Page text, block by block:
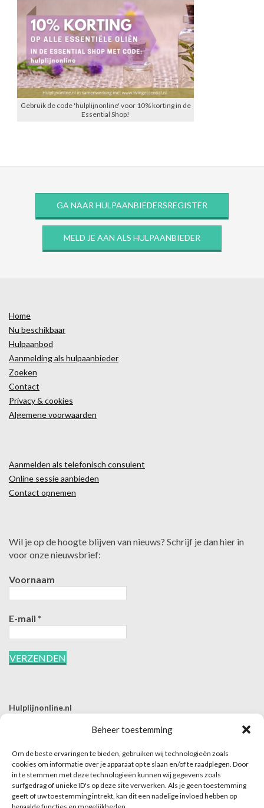
Beheer toestemming
Om de beste ervaringen te bieden, gebruiken wij technologieën zoals
cookies om informatie over je apparaat op te slaan en/of te raadplegen. Door
in te stemmen met deze technologieën kunnen wij gegevens zoals
surfgedrag of unieke ID's op deze site verwerken. Als je geen toestemming
geeft of uw toestemming intrekt, kan dit een nadelige invloed hebben op
Gebruik de code 'hulplijnonline' voor 10% korting in de
Essential Shop!
GA NAAR HULPAANBIEDERSREGISTER
MELD JE AAN ALS HULPAANBIEDER
Home
Nu beschikbaar
Hulpaanbod
Aanmelding als hulpaanbieder
Zoeken
Contact
Privacy & cookies
Algemene voorwaarden
Aanmelden als telefonisch consulent
Online sessie aanbieden
Contact opnemen
Wil je op de hoogte blijven van nieuws? Schrijf je dan hier in
voor onze nieuwsbrief:
Voornaam
E-mail *
Hulplijnonline.nl
E | info@hulplijnonline.nl
Contactformulier
Over Hulplijnonline.nl
Het team van Hulplijnonline.nl